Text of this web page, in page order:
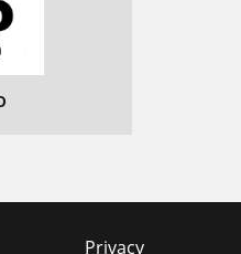
Privacy